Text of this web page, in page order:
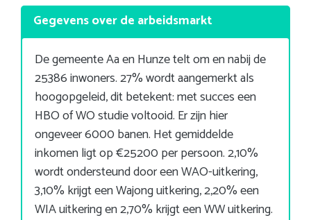
Gegevens over de arbeidsmarkt
De gemeente Aa en Hunze telt om en nabij de
25386 inwoners. 27% wordt aangemerkt als
hoogopgeleid, dit betekent: met succes een
HBO of WO studie voltooid. Er zijn hier
ongeveer 6000 banen. Het gemiddelde
inkomen ligt op €25200 per persoon. 2,10%
wordt ondersteund door een WAO-uitkering,
3,10% krijgt een Wajong uitkering, 2,20% een
WIA uitkering en 2,70% krijgt een WW uitkering.